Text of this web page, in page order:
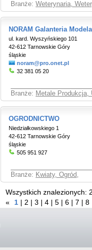
Branże: Weterynaria,
NORAM Galanteria
ul. kard. Wyszyńskiego 101
42-612 Tarnowskie Góry
śląskie
noram@pro.onet.pl
32 381 05 20
Branże: Metale Produkcja,
OGRODNICTWO
Niedziałkowskiego 1
42-612 Tarnowskie Góry
śląskie
505 951 927
Branże: Kwiaty, Ogród,
Wszystkich znalezionych:
«
1 2 3 4 5 6 7 8